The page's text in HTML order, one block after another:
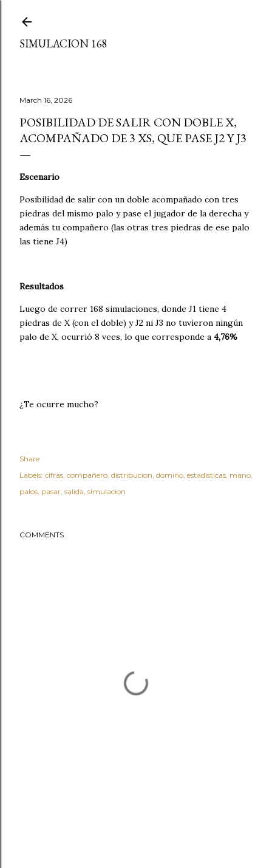
SIMULACION 168
March 16, 2026
POSIBILIDAD DE SALIR CON DOBLE X,
ACOMPAÑADO DE 3 XS, QUE PASE J2 Y J3
Escenario
Posibilidad de salir con un doble acompañado con tres
piedras del mismo palo y pase el jugador de la derecha y
además tu compañero (las otras tres piedras de ese palo
las tiene J4)
Resultados
Luego de correr 168 simulaciones, donde J1 tiene 4
piedras de X (con el doble) y J2 ni J3 no tuvieron ningún
palo de X, ocurrió 8 vees, lo que corresponde a 4,76%
¿Te ocurre mucho?
Share
Labels: cifras compañero distribucion domino estadisticas mano
palos pasar salida simulacion
COMMENTS